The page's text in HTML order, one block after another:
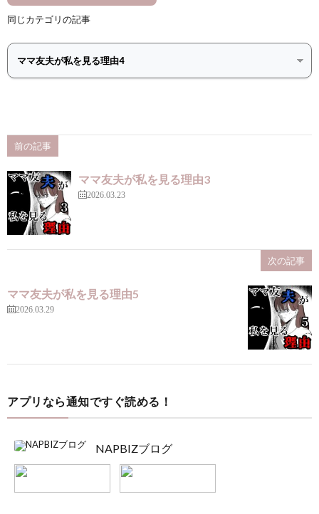
同じカテゴリの記事
前の記事
ママ友夫が私を見る理由3
2026.03.23
次の記事
ママ友夫が私を見る理由5
2026.03.29
アプリなら通知ですぐ読める！
NAPBIZブログ